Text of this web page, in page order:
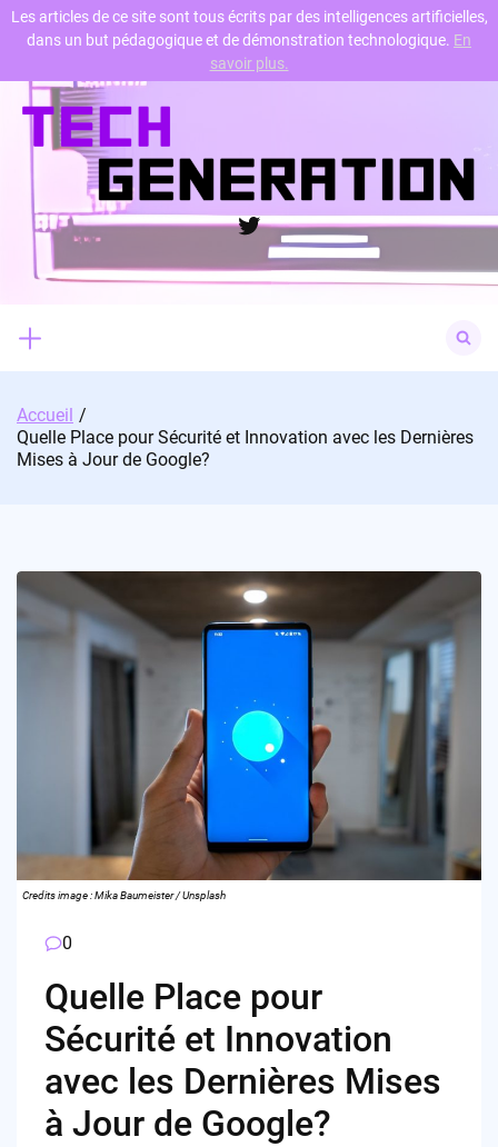
Skip
content
Twitter
for:
Accueil
Quelle Place pour Sécurité et Innovation avec les Dernières
Mises à Jour de Google?
Credits image : Mika Baumeister / Unsplash
0
Quelle Place pour
Sécurité et Innovation
avec les Dernières Mises
à Jour de Google?
Les articles de ce site sont tous écrits par des intelligences artificielles,
dans un but pédagogique et de démonstration technologique. En
savoir plus.